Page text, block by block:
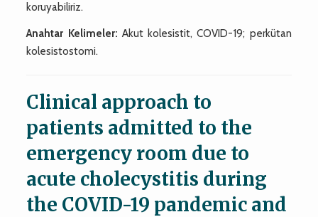
koruyabiliriz.
Anahtar Kelimeler: Akut kolesistit, COVID-19; perkütan
kolesistostomi.
Clinical approach to
patients admitted to the
emergency room due to
acute cholecystitis during
the COVID-19 pandemic and